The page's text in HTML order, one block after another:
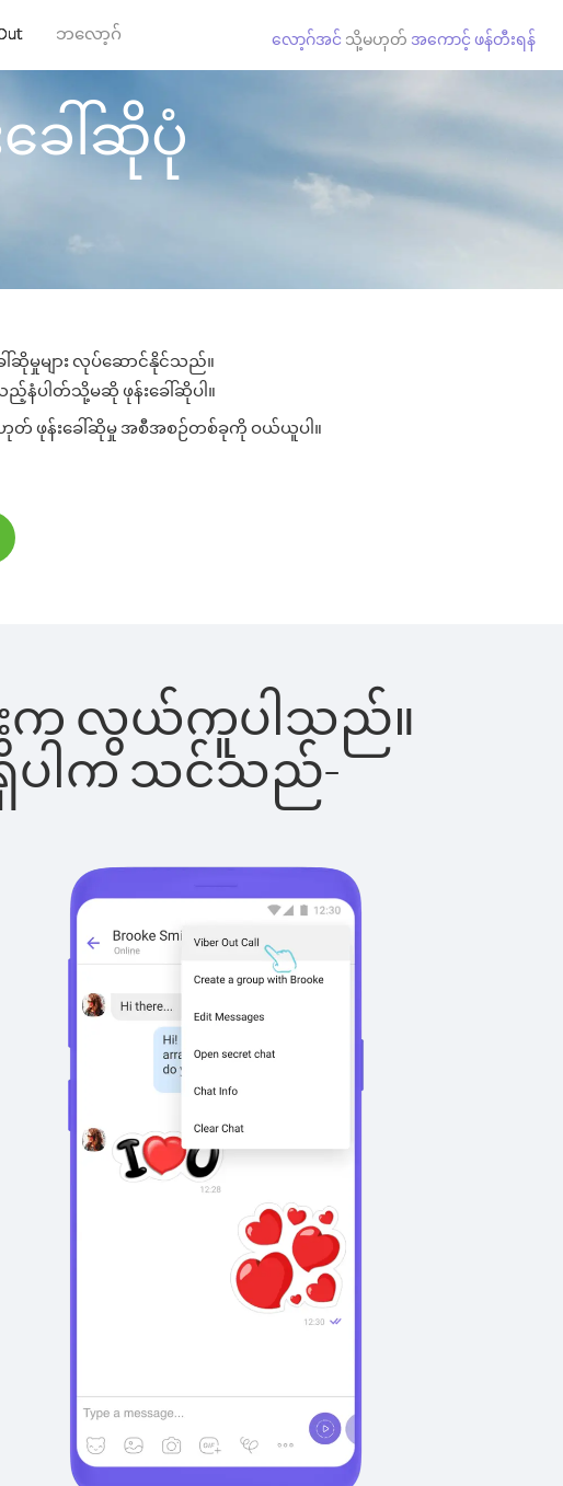
ဘလော့ဂ် လော့ဂ်အင် သို့မဟုတ် အကောင့် ဖန်တီးရန်
ခေါ်ဆိုပုံ
ါ်ဆိုမှုများ လုပ်ဆောင်နိုင်သည်။
ည့်နံပါတ်သို့မဆို ဖုန်းခေါ်ဆိုပါ။
ဟုတ် ဖုန်းခေါ်ဆိုမှု အစီအစဉ်တစ်ခုကို ဝယ်ယူပါ။
ြင်းက လွယ်ကူပါသည်။
ရှိပါက သင်သည်-